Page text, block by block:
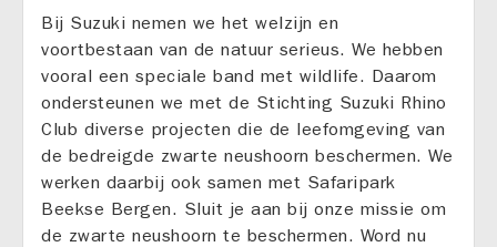
Bij Suzuki nemen we het welzijn en
voortbestaan van de natuur serieus. We hebben
vooral een speciale band met wildlife. Daarom
ondersteunen we met de Stichting Suzuki Rhino
Club diverse projecten die de leefomgeving van
de bedreigde zwarte neushoorn beschermen. We
werken daarbij ook samen met Safaripark
Beekse Bergen. Sluit je aan bij onze missie om
de zwarte neushoorn te beschermen. Word nu